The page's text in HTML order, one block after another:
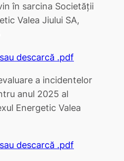
în sarcina Societății
Valea Jiului SA,
descarcă .pdf
a incidentelor
anul 2025 al
Energetic Valea
descarcă .pdf